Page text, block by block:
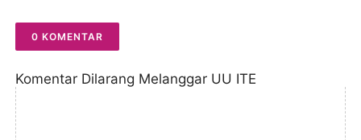
0 KOMENTAR
Komentar Dilarang Melanggar UU ITE